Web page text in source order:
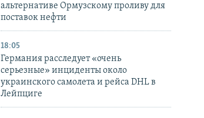
альтернативе Ормузскому проливу для
поставок нефти
18:05
Германия расследует «очень
серьезные» инциденты около
украинского самолета и рейса DHL в
Лейпциге